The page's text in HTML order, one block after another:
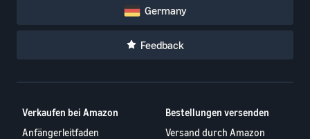
Germany
Feedback
Verkaufen bei Amazon
Anfängerleitfaden
Bestellungen versenden
Versand durch Amazon